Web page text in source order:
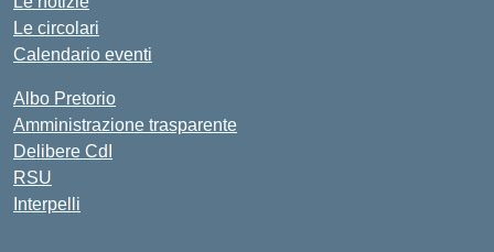
Le circolari
Calendario eventi
Albo Pretorio
Amministrazione trasparente
Delibere CdI
RSU
Interpelli